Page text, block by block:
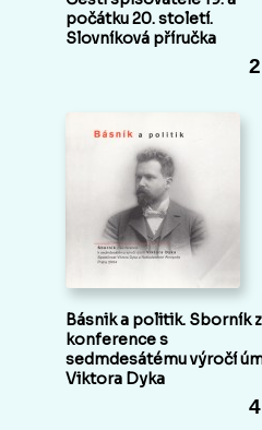
počátku 20. století.
Slovníková příručka
Básnik a politik. Sborník z
konference s
sedmdesátému výročí
Viktora Dyka